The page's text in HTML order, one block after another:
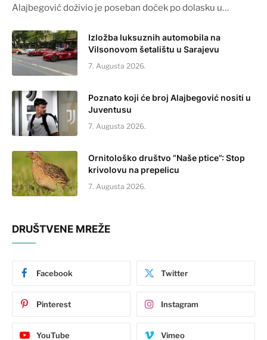
Alajbegović doživio je poseban doček po dolasku u…
Izložba luksuznih automobila na
Vilsonovom šetalištu u Sarajevu
7. Augusta 2026.
Poznato koji će broj Alajbegović nositi u
Juventusu
7. Augusta 2026.
Ornitološko društvo “Naše ptice”: Stop
krivolovu na prepelicu
7. Augusta 2026.
DRUŠTVENE MREŽE
Facebook Twitter
Pinterest Instagram
YouTube Vimeo